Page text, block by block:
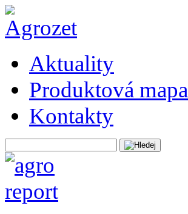
Aktuality
Produktová mapa
Kontakty